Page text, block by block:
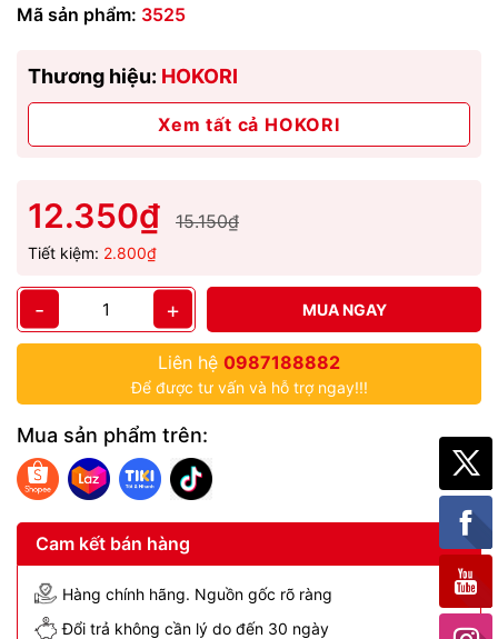
Mã sản phẩm: 3525
Thương hiệu: HOKORI
Xem tất cả HOKORI
12.350₫ 15.150₫
Tiết kiệm: 2.800₫
- + MUA NGAY
Liên hệ 0987188882
Để được tư vấn và hỗ trợ ngay!!!
Mua sản phẩm trên:
Cam kết bán hàng
Hàng chính hãng. Nguồn gốc rõ ràng
Đổi trả không cần lý do đến 30 ngày